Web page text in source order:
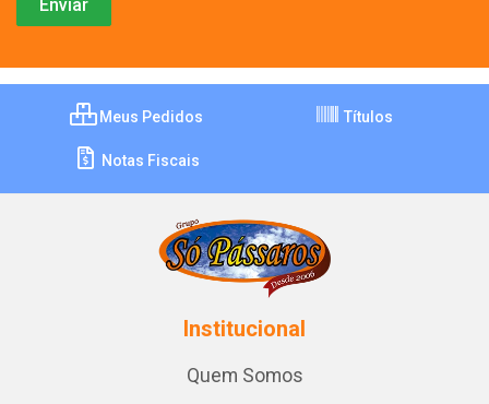
Meus Pedidos Títulos
Notas Fiscais
Institucional
Quem Somos